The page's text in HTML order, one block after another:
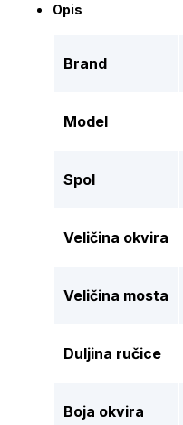
Opis
Brand
Model
Spol
Veličina okvira
Veličina mosta
Duljina ručice
Boja okvira